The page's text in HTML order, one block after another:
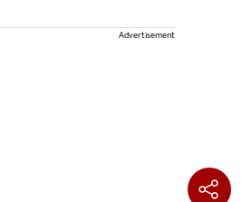
Advertisement